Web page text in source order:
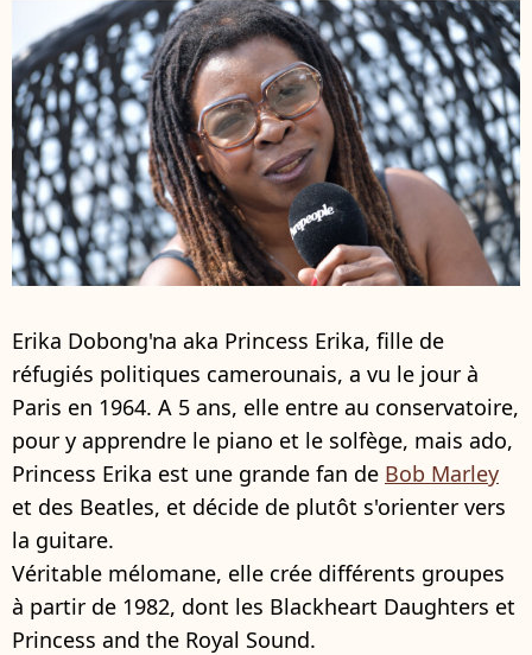
Erika Dobong'na aka Princess Erika, fille de
réfugiés politiques camerounais, a vu le jour à
Paris en 1964. A 5 ans, elle entre au conservatoire,
pour y apprendre le piano et le solfège, mais ado,
Princess Erika est une grande fan de Bob Marley
et des Beatles, et décide de plutôt s'orienter vers
la guitare.
Véritable mélomane, elle crée différents groupes
à partir de 1982, dont les Blackheart Daughters et
Princess and the Royal Sound.